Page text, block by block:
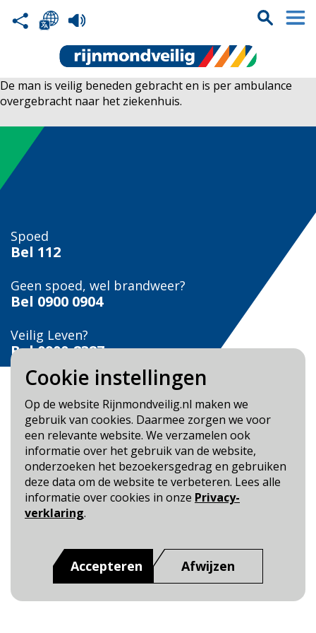
Cookie instellingen
Op de website Rijnmondveilig.nl maken we
gebruik van cookies. Daarmee zorgen we voor
een relevante website. We verzamelen ook
informatie over het gebruik van de website,
onderzoeken het bezoekersgedrag en gebruiken
deze data om de website te verbeteren. Lees alle
informatie over cookies in onze Privacy-
verklaring.
Accepteren Afwijzen
De man is veilig beneden gebracht en is per ambulance
overgebracht naar het ziekenhuis.
Spoed
Bel 112
Geen spoed, wel brandweer?
Bel 0900 0904
Veilig Leven?
Bel 0900-8387
Blijf op de hoogte
Cookie- en Privacybeleid
Toegankelijkheid